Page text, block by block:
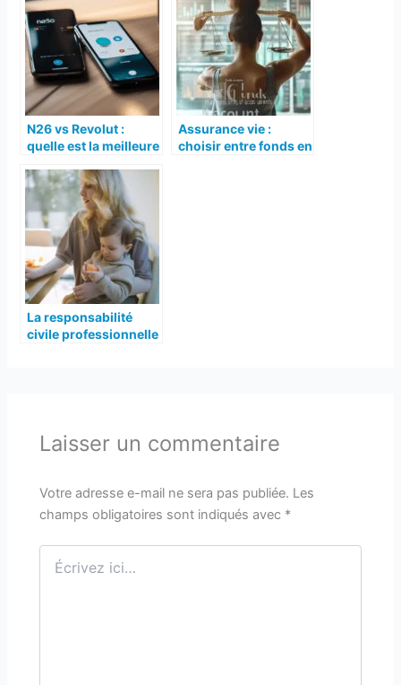
N26 vs Revolut :
quelle est la meilleure
Assurance vie :
choisir entre fonds en
La responsabilité
civile professionnelle
Laisser un commentaire
Votre adresse e-mail ne sera pas publiée. Les
champs obligatoires sont indiqués avec *
Écrivez
ici…